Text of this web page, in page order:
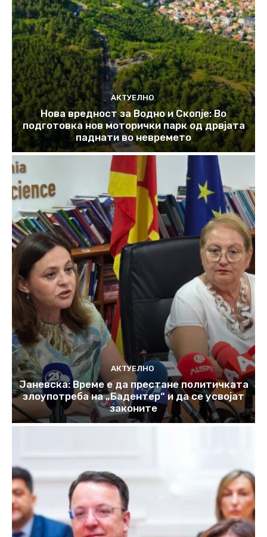
АКТУЕЛНО
Нова вредност за Водно и Скопје: Во
подготовка нов моторички парк од дрвјата
паднати во невремето
АКТУЕЛНО
Јаневска: Време е да престане политичката
злоупотреба на „Бадентер“ и да се усвојат
законите